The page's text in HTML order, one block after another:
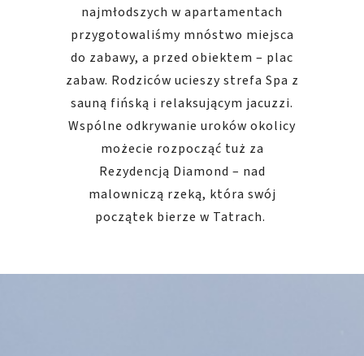
najmłodszych w apartamentach
przygotowaliśmy mnóstwo miejsca
do zabawy, a przed obiektem – plac
zabaw. Rodziców ucieszy strefa Spa z
sauną fińską i relaksującym jacuzzi.
Wspólne odkrywanie uroków okolicy
możecie rozpocząć tuż za
Rezydencją Diamond – nad
malowniczą rzeką, która swój
początek bierze w Tatrach.